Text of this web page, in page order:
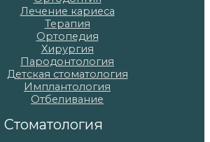
Лечение кариеса
Терапия
Ортопедия
Хирургия
Пародонтология
Детская стоматология
Имплантология
Отбеливание
Стоматология